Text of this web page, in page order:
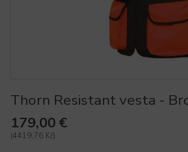
Thorn Resistant vesta -
179,00 €
(4419,76 Kč)